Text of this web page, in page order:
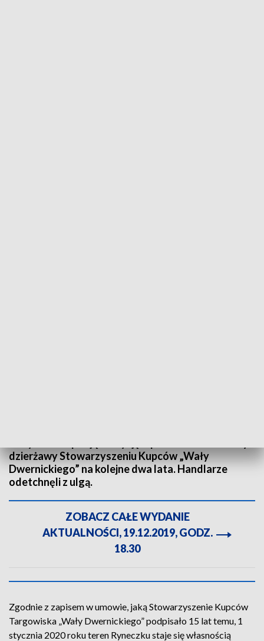
dzierżawy Stowarzyszeniu Kupców „Wały
Dwernickiego” na kolejne dwa lata. Handlarze
odetchnęli z ulgą.
ZOBACZ CAŁE WYDANIE
AKTUALNOŚCI, 19.12.2019, GODZ.
18.30
Zgodnie z zapisem w umowie, jaką Stowarzyszenie Kupców
Targowiska „Wały Dwernickiego” podpisało 15 lat temu, 1
stycznia 2020 roku teren Ryneczku staje się własnością